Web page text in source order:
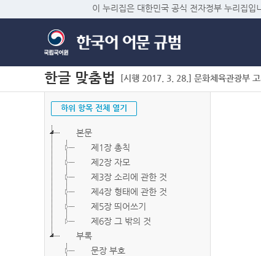
이 누리집은 대한민국 공식 전자정부 누리집입
한글 맞춤법 [시행 2017. 3. 28.] 문화체육관광부
하위 항목 전체 열기
본문
제1장 총칙
제2장 자모
제3장 소리에 관한 것
제4장 형태에 관한 것
제5장 띄어쓰기
제6장 그 밖의 것
부록
문장 부호